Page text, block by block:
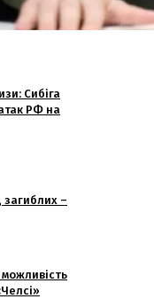
Сибіга
РФ на
–